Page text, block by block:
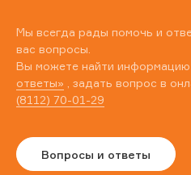
Мы всегда рады помочь и
вас вопросы.
Вы можете найти информацию
ответы» , задать вопрос в
(8112) 70-01-29
Вопросы и ответы